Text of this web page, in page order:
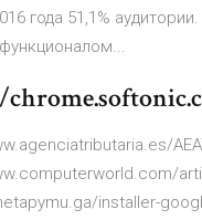
года 51,1%
installer-